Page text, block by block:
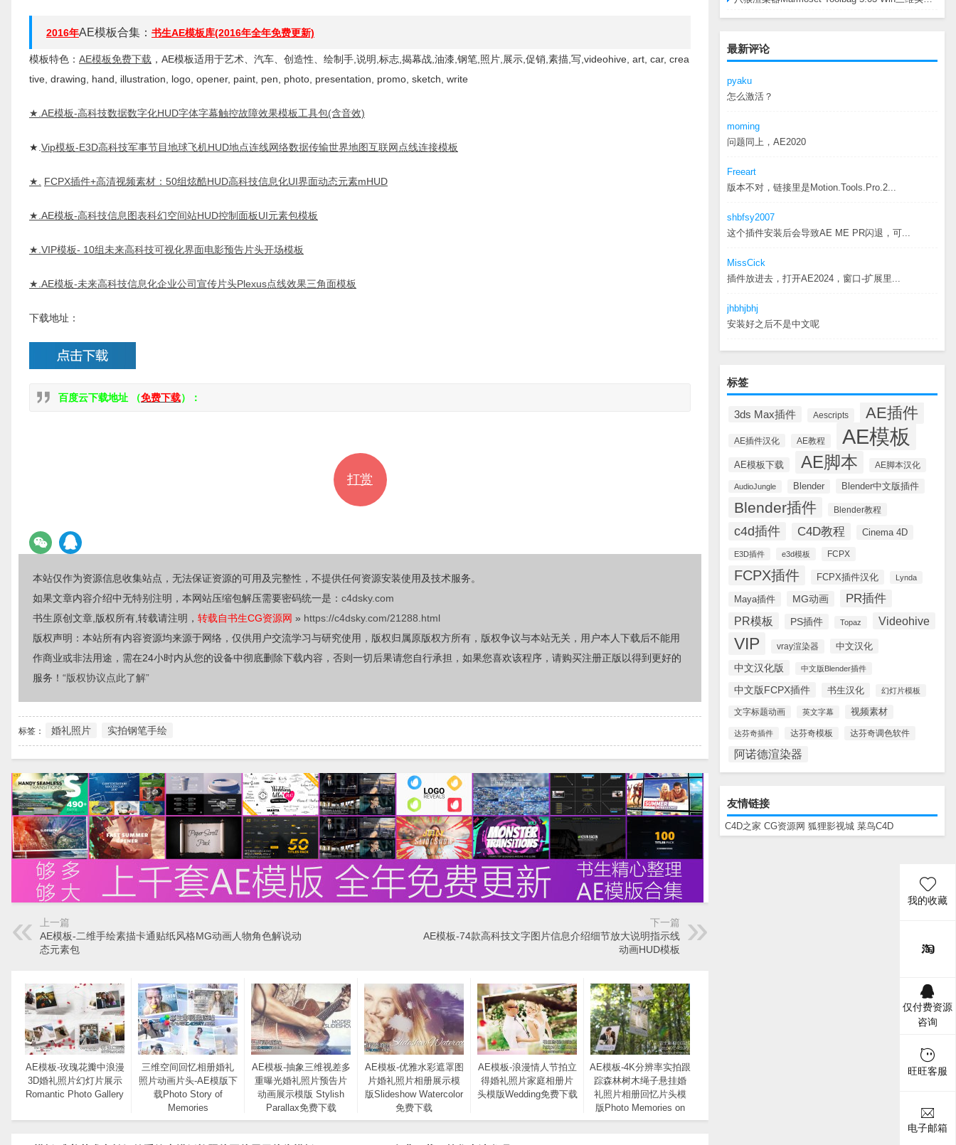
最新评论
pyaku
怎么激活？
moming
问题同上，AE2020
Freeart
版本不对，链接里是Motion.Tools.Pro.2...
shbfsy2007
这个插件安装后会导致AE ME PR闪退，可...
MissCick
插件放进去，打开AE2024，窗口-扩展里...
jhbhjbhj
安装好之后不是中文呢
标签
3ds Max插件 Aescripts AE插件
AE插件汉化 AE教程 AE模板
AE模板下载 AE脚本 AE脚本汉化
AudioJungle Blender Blender中文版插件
Blender插件 Blender教程
c4d插件 C4D教程 Cinema 4D
E3D插件 e3d模板 FCPX
FCPX插件 FCPX插件汉化 Lynda
Maya插件 MG动画 PR插件
PR模板 PS插件 Topaz Videohive
VIP vray渲染器 中文汉化
中文汉化版 中文版Blender插件
中文版FCPX插件 书生汉化 幻灯片模板
文字标题动画 英文字幕 视频素材
达芬奇插件 达芬奇模板 达芬奇调色软件
阿诺德渲染器
友情链接
C4D之家 CG资源网 狐狸影视城 菜鸟C4D
2016年AE模板合集： 书生AE模板库(2016年全年免费更新)
模板特色： AE模板免费下载 ，AE模板适用于艺术、汽车、创造性、绘制手,说明,标志,揭幕战,油漆,钢笔,照片,展示,促销,素描,写,videohive, art, car, crea
tive, drawing, hand, illustration, logo, opener, paint, pen, photo, presentation, promo, sketch, write
★. AE模板-高科技数据数字化HUD字体字幕触控故障效果模板工具包(含音效)
★. Vip模板-E3D高科技军事节目地球飞机HUD地点连线网络数据传输世界地图互联网点线连接模板
★. FCPX插件+高清视频素材：50组炫酷HUD高科技信息化UI界面动态元素mHUD
★. AE模板-高科技信息图表科幻空间站HUD控制面板UI元素包模板
★. VIP模板- 10组未来高科技可视化界面电影预告片头开场模板
★. AE模板-未来高科技信息化企业公司宣传片头Plexus点线效果三角面模板
下载地址：
百度云下载地址 （免费下载）：
打赏
本站仅作为资源信息收集站点，无法保证资源的可用及完整性，不提供任何资源安装使用及技术服务。
如果文章内容介绍中无特别注明，本网站压缩包解压需要密码统一是： c4dsky.com
书生原创文章,版权所有,转载请注明， 转载自书生CG资源网 » https://c4dsky.com/21288.html
版权声明：本站所有内容资源均来源于网络，仅供用户交流学习与研究使用，版权归属原版权方所有，版权争议与本站无关，用户本人下载后不能用
作商业或非法用途，需在24小时内从您的设备中彻底删除下载内容，否则一切后果请您自行承担，如果您喜欢该程序，请购买注册正版以得到更好的
服务！ “版权协议点此了解”
标签： 婚礼照片 实拍钢笔手绘
上一篇
AE模板-二维手绘素描卡通贴纸风格MG动画人物角色解说动
态元素包
下一篇
AE模板-74款高科技文字图片信息介绍细节放大说明指示线
动画HUD模板
AE模板-玫瑰花瓣中浪漫
3D婚礼照片幻灯片展示
Romantic Photo Gallery
三维空间回忆相册婚礼
照片动画片头-AE模版下
载Photo Story of
Memories
AE模板-抽象三维视差多
重曝光婚礼照片预告片
动画展示模版 Stylish
Parallax免费下载
AE模板-优雅水彩遮罩图
片婚礼照片相册展示模
版Slideshow Watercolor
免费下载
AE模板-浪漫情人节拍立
得婚礼照片家庭相册片
头模版Wedding免费下载
AE模板-4K分辨率实拍跟
踪森林树木绳子悬挂婚
礼照片相册回忆片头模
版Photo Memories on
Trees免费下载
我的收藏
仅付费资源
咨询
旺旺客服
电子邮箱